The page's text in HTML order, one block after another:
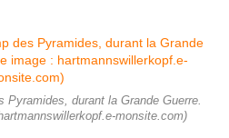
Pyramides, durant la Grande Guerre.
monsite.com)